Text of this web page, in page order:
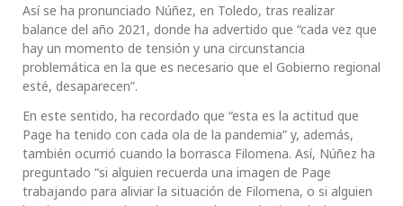
Así se ha pronunciado Núñez, en Toledo, tras realizar
balance del año 2021, donde ha advertido que “cada vez que
hay un momento de tensión y una circunstancia
problemática en la que es necesario que el Gobierno regional
esté, desaparecen”.
En este sentido, ha recordado que “esta es la actitud que
Page ha tenido con cada ola de la pandemia” y, además,
también ocurrió cuando la borrasca Filomena. Así, Núñez ha
preguntado “si alguien recuerda una imagen de Page
trabajando para aliviar la situación de Filomena, o si alguien